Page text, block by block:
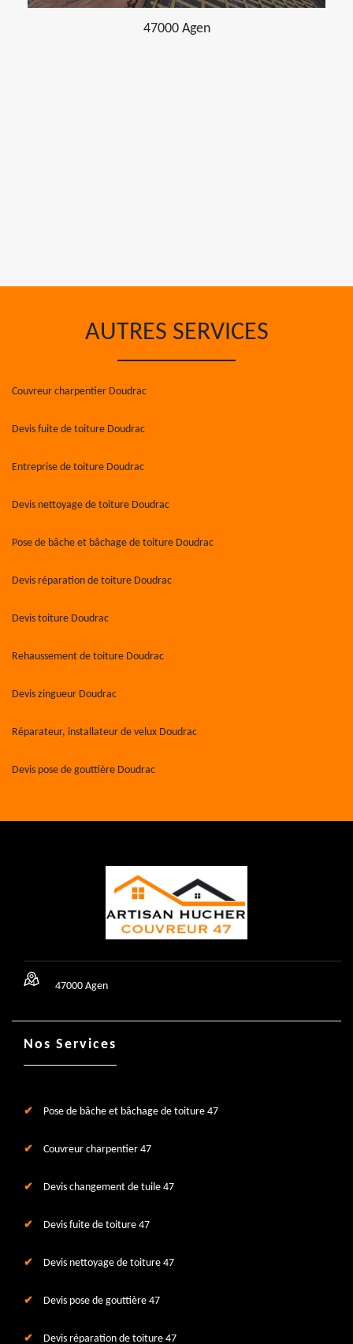
47000 Agen
AUTRES SERVICES
Couvreur charpentier Doudrac
Devis fuite de toiture Doudrac
Entreprise de toiture Doudrac
Devis nettoyage de toiture Doudrac
Pose de bâche et bâchage de toiture Doudrac
Devis réparation de toiture Doudrac
Devis toiture Doudrac
Rehaussement de toiture Doudrac
Devis zingueur Doudrac
Réparateur, installateur de velux Doudrac
Devis pose de gouttière Doudrac
47000 Agen
Nos Services
Pose de bâche et bâchage de toiture 47
Couvreur charpentier 47
Devis changement de tuile 47
Devis fuite de toiture 47
Devis nettoyage de toiture 47
Devis pose de gouttière 47
Devis réparation de toiture 47